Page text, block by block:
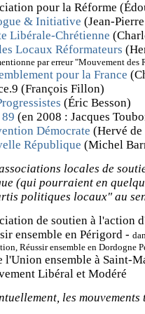
pour la Réforme
& Initiative (Jean-
Libérale-Chrétienne
Locaux Réformateurs
par erreur "Mouvement des
pour la France
(François Fillon)
(Éric Besson)
(en 2008 : Jacques
Démocrate (Hervé
République (Michel
locales de
(qui pourraient en
politiques locaux" au
de soutien à l'action
ensemble en Périgord -
Réussir ensemble en Dordogne
l'Union ensemble à Saint-
Libéral et Modéré
les